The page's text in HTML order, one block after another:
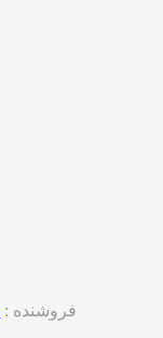
فروشنده :